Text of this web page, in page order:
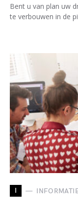
Bent u van plan uw
te verbouwen in de
I